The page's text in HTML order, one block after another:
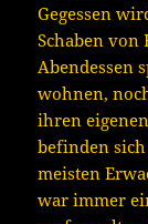
Gegessen
Schaben von
Abendessen
wohnen,
ihren
befinden
meisten
war immer